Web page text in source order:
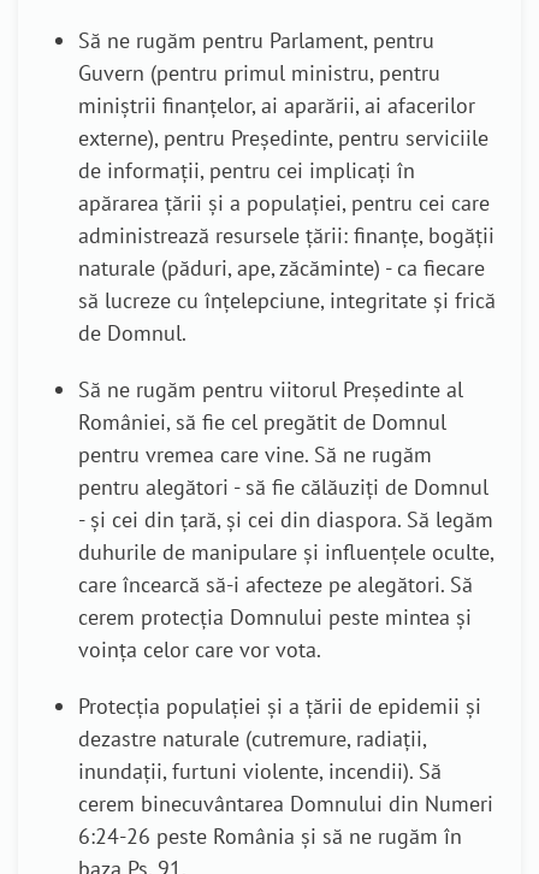
Să ne rugăm pentru Parlament, pentru
Guvern (pentru primul ministru, pentru
miniștrii finanțelor, ai aparării, ai afacerilor
externe), pentru Președinte, pentru serviciile
de informații, pentru cei implicați în
apărarea țării și a populației, pentru cei care
administrează resursele țării: finanțe, bogății
naturale (păduri, ape, zăcăminte) - ca fiecare
să lucreze cu înțelepciune, integritate și frică
de Domnul.
Să ne rugăm pentru viitorul Președinte al
României, să fie cel pregătit de Domnul
pentru vremea care vine. Să ne rugăm
pentru alegători - să fie călăuziți de Domnul
- și cei din țară, și cei din diaspora. Să legăm
duhurile de manipulare și influențele oculte,
care încearcă să-i afecteze pe alegători. Să
cerem protecția Domnului peste mintea și
voința celor care vor vota.
Protecția populației și a țării de epidemii și
dezastre naturale (cutremure, radiații,
inundații,furtuni violente, incendii). Să
cerem binecuvântarea Domnului din Numeri
6:24-26 peste România și să ne rugăm în